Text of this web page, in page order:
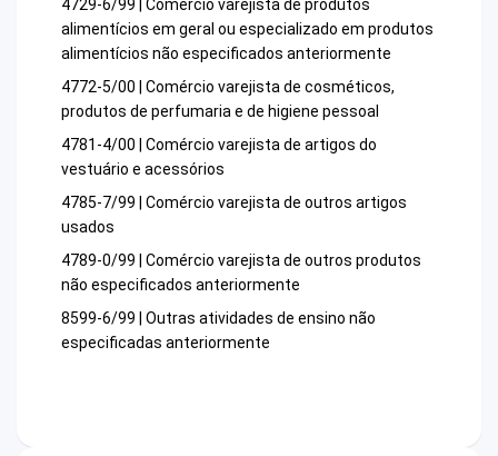
4729-6/99 | Comércio varejista de produtos
alimentícios em geral ou especializado em produtos
alimentícios não especificados anteriormente
4772-5/00 | Comércio varejista de cosméticos,
produtos de perfumaria e de higiene pessoal
4781-4/00 | Comércio varejista de artigos do
vestuário e acessórios
4785-7/99 | Comércio varejista de outros artigos
usados
4789-0/99 | Comércio varejista de outros produtos
não especificados anteriormente
8599-6/99 | Outras atividades de ensino não
especificadas anteriormente